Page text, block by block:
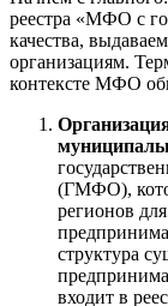
реестра «МФО с
качества,
организациям.
контексте МФО
(ГМФО),
регионов
структура
входит в